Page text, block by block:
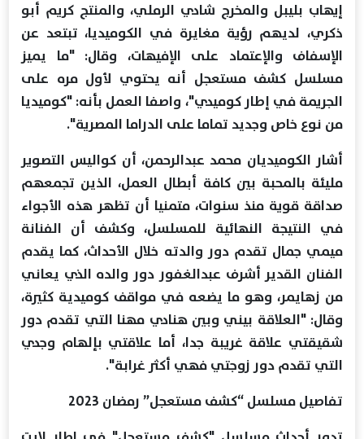
إيهاب ‏‏‏بليبل والمخرج شادي الرملي، والمنتج كريم أبو
ذكري، لديهم رؤية مغايرة في ‏‏‏الكوميديا، تبتعد عن
الإسفاف والإعتماد على الإفيهات، وقال: "ما يميز
مسلسل ‏‏‏كشف مستعجل أنه يحتوي لأول مره على
الجريمة في إطار كوميدي"، واصفا ‏‏‏العمل بأنه: "كوميديا
من نوع خاص وجديد تماما على الدراما المصرية".‏
أشار الكوميديان محمد عبدالرحمن، أن كواليس التصوير
مليئة بالمحبة بين كافة ‏‏أبطال العمل، الذين ‏تجمعهم
صداقة قوية منذ سنوات، متمنيا أن تظهر هذه الأجواء
‏‏في النتيجة النهائية ‏للمسلسل، وكشف أن الفنانة
ميمي جمال تقدم دور والدته خلال ‏‏الأحداث، كما يقدم
‏الفنان القدير أشرف عبدالغفور دور والده الذي يعاني
من ‏‏زهايمر، وهو ما يضعه ‏في مواقف كوميدية كثيرة،
وقال: "العلاقة بيني وبين هنادي ‏‏مهنا التي تقدم دور
‏شقيقتي علاقة غريبة جدا، أما علاقتي بإلهام وجدي
التي تقدم ‏‏دور زوجتي فهي ‏أكثر غرابة".‏
تفاصيل مسلسل “كشف مستعجل” رمضان 2023‏